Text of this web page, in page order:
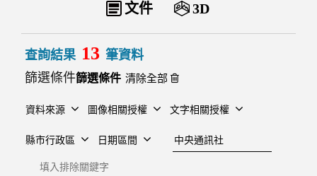
文件 3D
查詢結果 13 筆資料
篩選條件
清除全部
資料來源 圖像相關授權 文字相關授權
縣市行政區 日期區間
建檔單位
排除關鍵字